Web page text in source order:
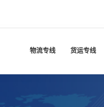
物流专线 货运专线